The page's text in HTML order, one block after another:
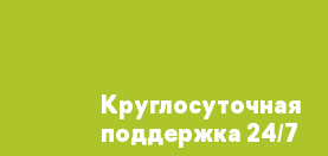
Круглосуточная
поддержка 24/7